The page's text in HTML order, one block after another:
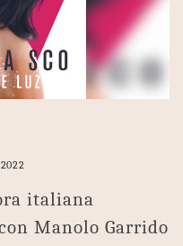
italiana
Manolo Garrido